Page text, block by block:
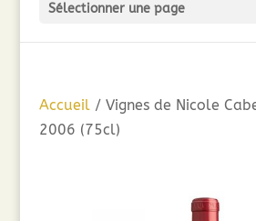
Sélectionner une page
Accueil/ Vignes de Nicole
2006 (75cl)